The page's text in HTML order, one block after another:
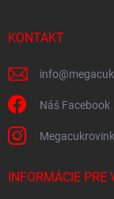
KONTAKT
info@
Náš Facebook
INFORMÁCIE PRE